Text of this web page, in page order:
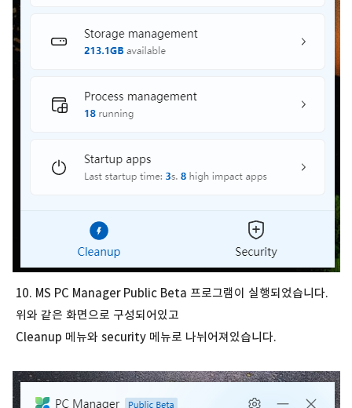
10. MS PC Manager Public Beta 프로그램이 실행되었습니다.
위와 같은 화면으로 구성되어있고
Cleanup 메뉴와 security 메뉴로 나뉘어져있습니다.